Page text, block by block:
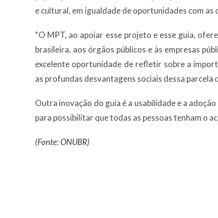
e cultural, em igualdade de oportunidades com as
“O MPT, ao apoiar esse projeto e esse guia,
brasileira, aos órgãos públicos e às empresas
excelente oportunidade de refletir sobre a
as profundas desvantagens sociais dessa parcela
Outra inovação do guia é a usabilidade e a
para possibilitar que todas as pessoas tenham o
(Fonte: ONUBR)